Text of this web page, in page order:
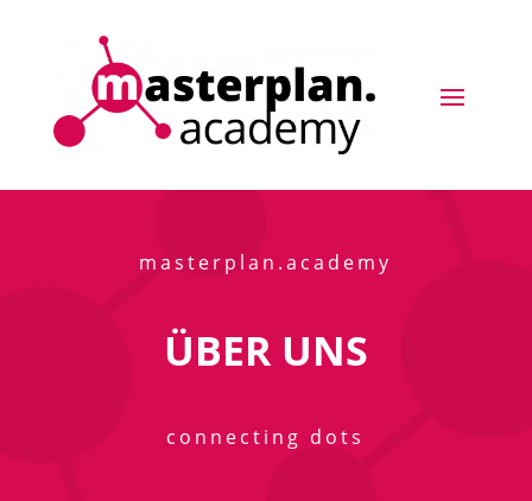
masterplan.academy
ÜBER UNS
connecting dots